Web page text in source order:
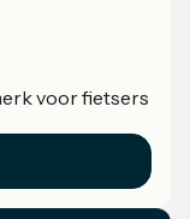
voor fietsers